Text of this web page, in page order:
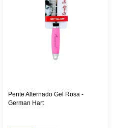
Pente Alternado Gel Rosa -
German Hart